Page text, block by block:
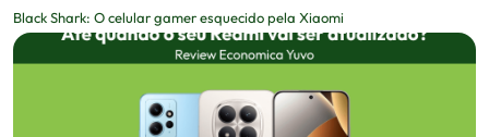
Black Shark: O celular gamer esquecido pela Xiaomi